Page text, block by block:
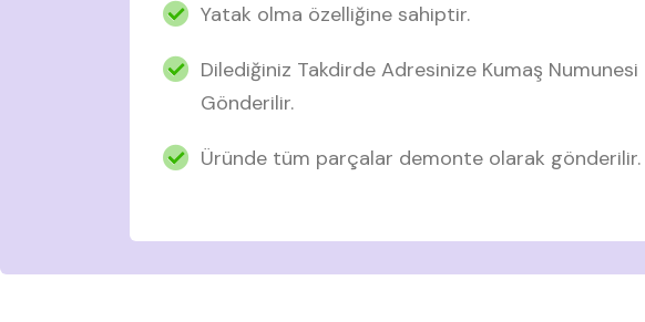
Yatak olma özelliğine sahiptir.
Dilediğiniz Takdirde Adresinize Kumaş Numunesi
Gönderilir.
Üründe tüm parçalar demonte olarak gönderilir.